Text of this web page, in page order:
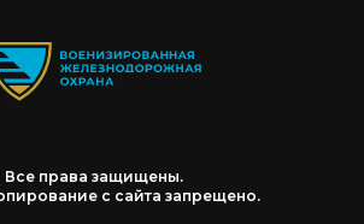
Все права защищены.
с сайта запрещено.